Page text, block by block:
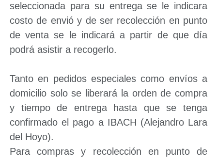
seleccionada para su entrega se le indicara
costo de envió y de ser recolección en punto
de venta se le indicará a partir de que día
podrá asistir a recogerlo.
Tanto en pedidos especiales como envíos a
domicilio solo se liberará la orden de compra
y tiempo de entrega hasta que se tenga
confirmado el pago a IBACH (Alejandro Lara
del Hoyo).
Para compras y recolección en punto de